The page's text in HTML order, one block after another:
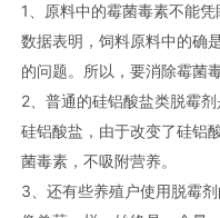
1、原料中的霉菌毒素不能
数据表明，饲料原料中的确
的问题。所以，要消除霉菌
2、普通的硅铝酸盐类脱霉
硅铝酸盐，由于改变了硅铝
菌毒素，不吸附营养。
3、还有些养殖户使用脱霉